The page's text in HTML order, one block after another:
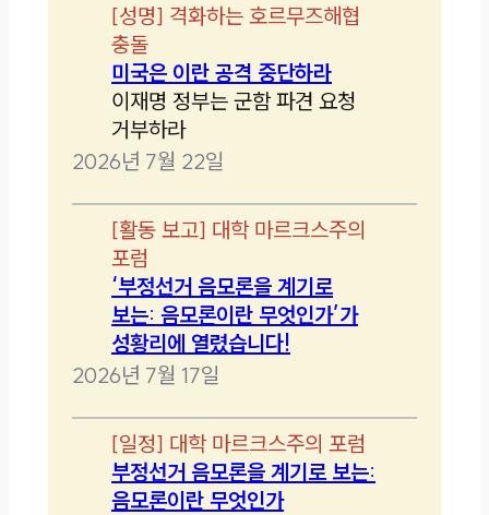
[성명] 격화하는 호르무즈해협
충돌
미국은 이란 공격 중단하라
이재명 정부는 군함 파견 요청
거부하라
2026년 7월 22일
[활동 보고] 대학 마르크스주의
포럼
‘부정선거 음모론을 계기로
보는: 음모론이란 무엇인가’가
성황리에 열렸습니다!
2026년 7월 17일
[일정] 대학 마르크스주의 포럼
부정선거 음모론을 계기로 보는:
음모론이란 무엇인가